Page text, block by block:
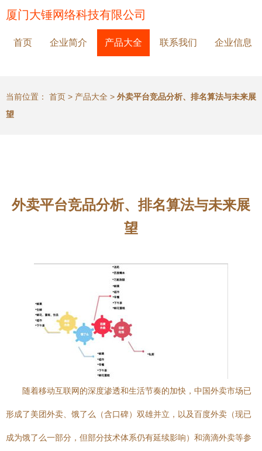
厦门大锤网络科技有限公司
首页 企业简介 产品大全 联系我们 企业信息
当前位置： 首页 > 产品大全 > 外卖平台竞品分析、排名算法与未来展
望
外卖平台竞品分析、排名算法与未来展
望
随着移动互联网的深度渗透和生活节奏的加快，中国外卖市场已
形成了美团外卖、饿了么（含口碑）双雄并立，以及百度外卖（现已
成为饿了么一部分，但部分技术体系仍有延续影响）和滴滴外卖等参